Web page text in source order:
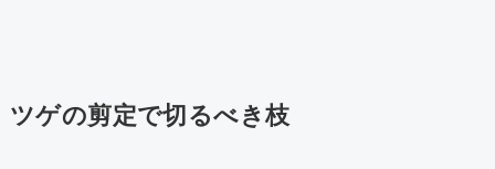
ツゲの剪定で切るべき枝